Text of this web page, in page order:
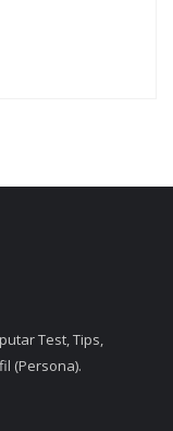
Test, Tips,
(Persona).